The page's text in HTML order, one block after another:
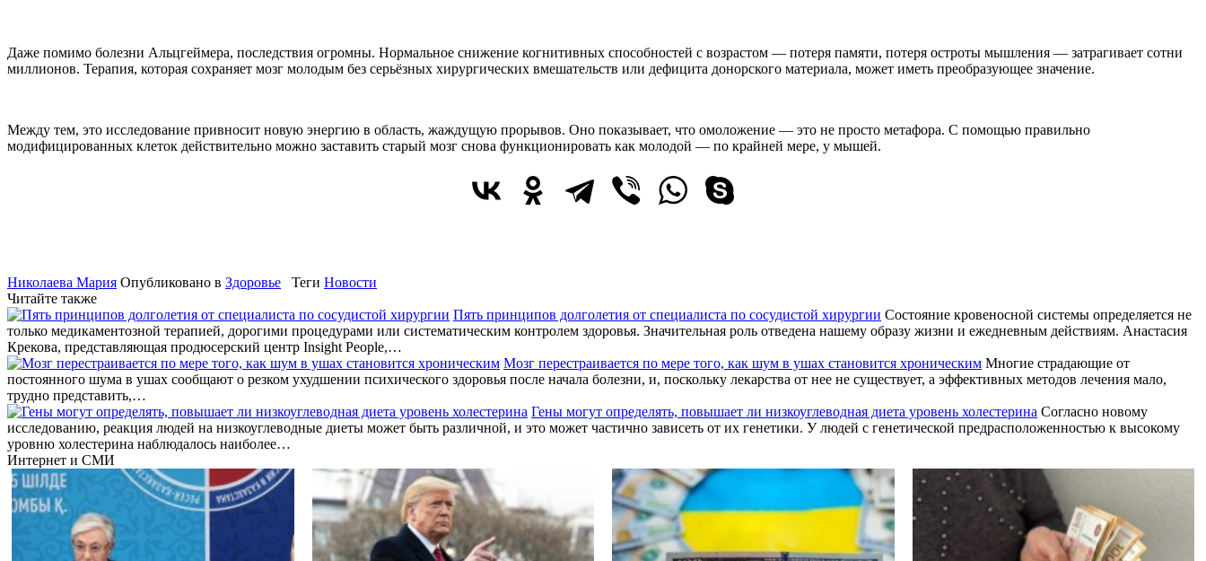
Даже помимо болезни Альцгеймера, последствия огромны. Нормальное снижение когнитивных способностей с возрастом — потеря памяти, потеря остроты мышления — затрагивает сотни
миллионов. Терапия, которая сохраняет мозг молодым без серьёзных хирургических вмешательств или дефицита донорского материала, может иметь преобразующее значение.
Между тем, это исследование привносит новую энергию в область, жаждущую прорывов. Оно показывает, что омоложение — это не просто метафора. С помощью правильно
модифицированных клеток действительно можно заставить старый мозг снова функционировать как молодой — по крайней мере, у мышей.
Николаева Мария Опубликовано в Здоровье Теги Новости
Читайте также
Пять принципов долголетия от специалиста по сосудистой хирургии Состояние кровеносной системы определяется не
только медикаментозной терапией, дорогими процедурами или систематическим контролем здоровья. Значительная роль отведена нашему образу жизни и ежедневным действиям. Анастасия
Крекова, представляющая продюсерский центр Insight People,…
Мозг перестраивается по мере того, как шум в ушах становится хроническим Многие страдающие от
постоянного шума в ушах сообщают о резком ухудшении психического здоровья после начала болезни, и, поскольку лекарства от нее не существует, а эффективных методов лечения мало,
трудно представить,…
Гены могут определять, повышает ли низкоуглеводная диета уровень холестерина Согласно новому
исследованию, реакция людей на низкоуглеводные диеты может быть различной, и это может частично зависеть от их генетики. У людей с генетической предрасположенностью к высокому
уровню холестерина наблюдалось наиболее…
Интернет и СМИ